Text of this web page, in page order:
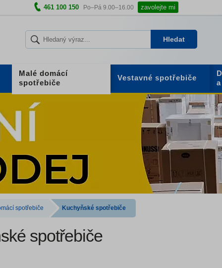
461 100 150 Po–Pá 9.00–16.00 zavolejte mi
Hledat
Malé domácí
spotřebiče
Vestavné spotřebiče
spotřebiče Kuchyňské spotřebiče
spotřebiče